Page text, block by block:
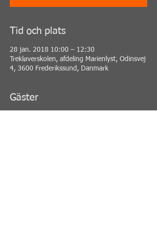
Tid och plats
28 jan. 2018 10:00 – 12:30
Trekløverskolen, afdeling Marienlyst, Odinsvej
4, 3600 Frederikssund, Danmark
Gäster